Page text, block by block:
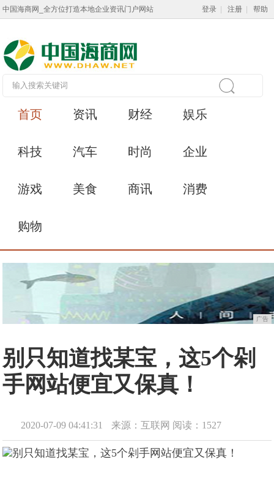
中国海商网_全方位打造本地企业资讯门户网站 登录 注册 帮助
首页 资讯 财经 娱乐
科技 汽车 时尚 企业
游戏 美食 商讯 消费
购物
广告
别只知道找某宝，这5个剁
手网站便宜又保真！
2020-07-09 04:41:31 来源：互联网 阅读：1527